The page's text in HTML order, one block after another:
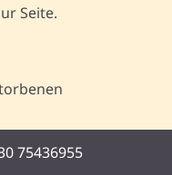
Seite.
Vertrag
75436955